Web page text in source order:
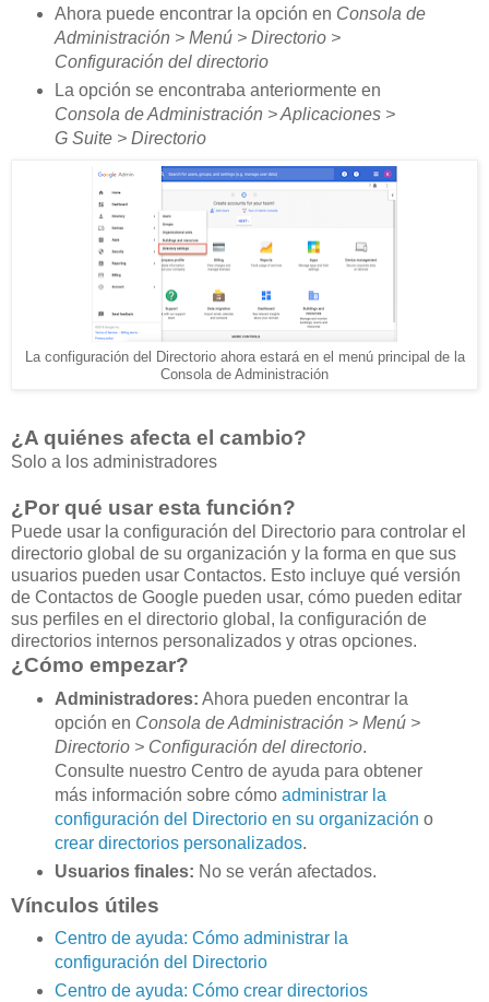
Ahora puede encontrar la opción en Consola de
Administración > Menú > Directorio >
Configuración del directorio
La opción se encontraba anteriormente en
Consola de Administración > Aplicaciones >
G Suite > Directorio
La configuración del Directorio ahora estará en el menú principal de la
Consola de Administración
¿A quiénes afecta el cambio?
Solo a los administradores
¿Por qué usar esta función?
Puede usar la configuración del Directorio para controlar el
directorio global de su organización y la forma en que sus
usuarios pueden usar Contactos. Esto incluye qué versión
de Contactos de Google pueden usar, cómo pueden editar
sus perfiles en el directorio global, la configuración de
directorios internos personalizados y otras opciones.
¿Cómo empezar?
Administradores: Ahora pueden encontrar la
opción en Consola de Administración > Menú >
Directorio > Configuración del directorio.
Consulte nuestro Centro de ayuda para obtener
más información sobre cómo administrar la
configuración del Directorio en su organización o
crear directorios personalizados.
Usuarios finales: No se verán afectados.
Vínculos útiles
Centro de ayuda: Cómo administrar la
configuración del Directorio
Centro de ayuda: Cómo crear directorios